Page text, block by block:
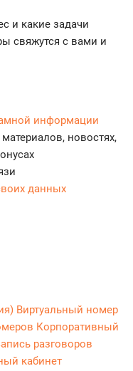
и какие задачи
свяжутся с вами и
информации
новостях,
данных
Виртуальный номер
Корпоративный
разговоров
кабинет